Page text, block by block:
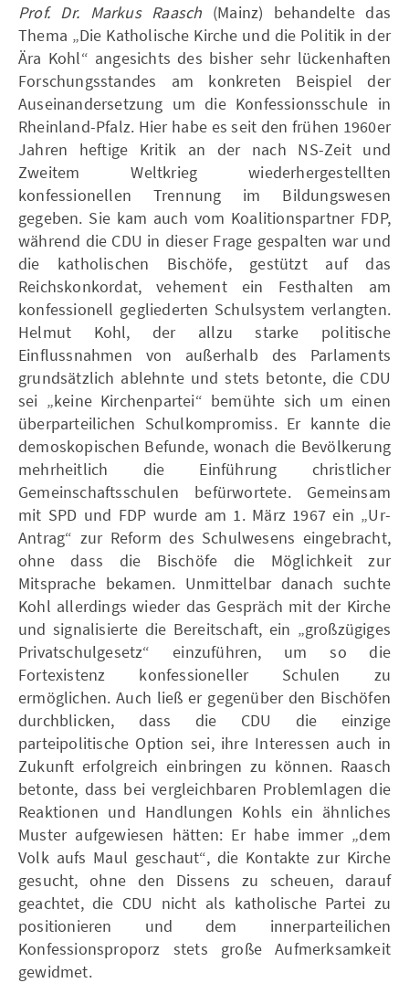
Prof. Dr. Markus Raasch (Mainz) behandelte das
Thema „Die Katholische Kirche und die Politik in der
Ära Kohl“ angesichts des bisher sehr lückenhaften
Forschungsstandes am konkreten Beispiel der
Auseinandersetzung um die Konfessionsschule in
Rheinland-Pfalz. Hier habe es seit den frühen 1960er
Jahren heftige Kritik an der nach NS-Zeit und
Zweitem Weltkrieg wiederhergestellten
konfessionellen Trennung im Bildungswesen
gegeben. Sie kam auch vom Koalitionspartner FDP,
während die CDU in dieser Frage gespalten war und
die katholischen Bischöfe, gestützt auf das
Reichskonkordat, vehement ein Festhalten am
konfessionell gegliederten Schulsystem verlangten.
Helmut Kohl, der allzu starke politische
Einflussnahmen von außerhalb des Parlaments
grundsätzlich ablehnte und stets betonte, die CDU
sei „keine Kirchenpartei“ bemühte sich um einen
überparteilichen Schulkompromiss. Er kannte die
demoskopischen Befunde, wonach die Bevölkerung
mehrheitlich die Einführung christlicher
Gemeinschaftsschulen befürwortete. Gemeinsam
mit SPD und FDP wurde am 1. März 1967 ein „Ur-
Antrag“ zur Reform des Schulwesens eingebracht,
ohne dass die Bischöfe die Möglichkeit zur
Mitsprache bekamen. Unmittelbar danach suchte
Kohl allerdings wieder das Gespräch mit der Kirche
und signalisierte die Bereitschaft, ein „großzügiges
Privatschulgesetz“ einzuführen, um so die
Fortexistenz konfessioneller Schulen zu
ermöglichen. Auch ließ er gegenüber den Bischöfen
durchblicken, dass die CDU die einzige
parteipolitische Option sei, ihre Interessen auch in
Zukunft erfolgreich einbringen zu können. Raasch
betonte, dass bei vergleichbaren Problemlagen die
Reaktionen und Handlungen Kohls ein ähnliches
Muster aufgewiesen hätten: Er habe immer „dem
Volk aufs Maul geschaut“, die Kontakte zur Kirche
gesucht, ohne den Dissens zu scheuen, darauf
geachtet, die CDU nicht als katholische Partei zu
positionieren und dem innerparteilichen
Konfessionsproporz stets große Aufmerksamkeit
gewidmet.